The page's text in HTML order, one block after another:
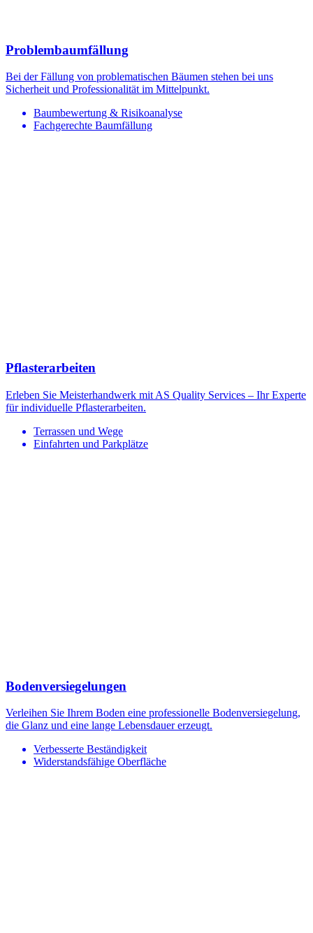
Problembaumfällung
Bei der Fällung von problematischen Bäumen stehen bei uns
Sicherheit und Professionalität im Mittelpunkt.
Baumbewertung & Risikoanalyse
Fachgerechte Baumfällung
Pflasterarbeiten
Erleben Sie Meisterhandwerk mit AS Quality Services – Ihr Experte
für individuelle Pflasterarbeiten.
Terrassen und Wege
Einfahrten und Parkplätze
Bodenversiegelungen
Verleihen Sie Ihrem Boden eine professionelle Bodenversiegelung,
die Glanz und eine lange Lebensdauer erzeugt.
Verbesserte Beständigkeit
Widerstandsfähige Oberfläche